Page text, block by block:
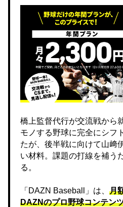
橋上監督代行が交流戦から
モノする野球に完全にシフ
たが、後半戦に向けて山﨑
い材料。課題の打線を補う
る。
「DAZN Baseball」は、 月
DAZNのプロ野球コンテン